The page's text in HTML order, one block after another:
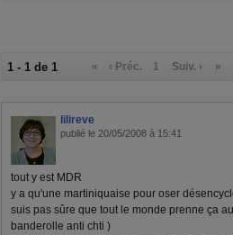
1 - 1 de 1 « ‹ Préc. 1 Suiv. › »
lilireve
publié le 20/05/2008 à 15:41
tout y est MDR
y a qu'une martiniquaise pour oser
suis pas sûre que tout le monde prenne ça
banderolle anti chti )